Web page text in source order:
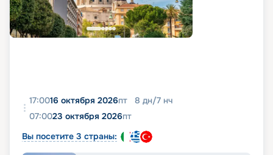
17:0016 октября 2026пт 8 дн/7 нч
07:0023 октября 2026пт
Вы посетите 3 страны: